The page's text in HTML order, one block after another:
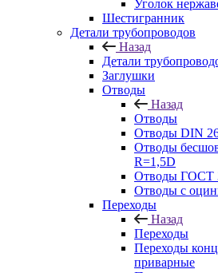
Уголок
Шестигранник
Детали трубопроводов
Назад
Детали
Заглушки
Отводы
Назад
Отводы
Отводы DIN
Отводы
R=1,5D
Отводы ГОСТ
Отводы с
Переходы
Назад
Переходы
Переходы
приварные